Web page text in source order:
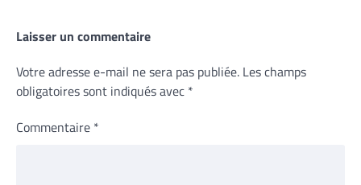
Laisser un commentaire
Votre adresse e-mail ne sera pas publiée. Les champs
obligatoires sont indiqués avec *
Commentaire *